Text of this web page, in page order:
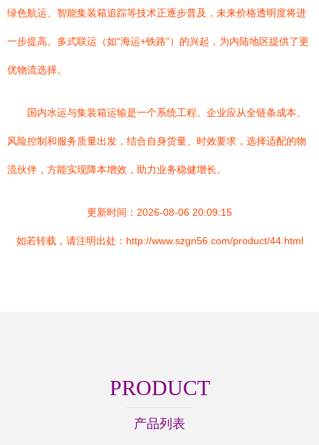
绿色航运、智能集装箱追踪等技术正逐步普及，未来价格透明度将进
一步提高。多式联运（如“海运+铁路”）的兴起，为内陆地区提供了更
优物流选择。
国内水运与集装箱运输是一个系统工程。企业应从全链条成本、
风险控制和服务质量出发，结合自身货量、时效要求，选择适配的物
流伙伴，方能实现降本增效，助力业务稳健增长。
更新时间：2026-08-06 20:09:15
如若转载，请注明出处：http://www.szgn56.com/product/44.html
PRODUCT
产品列表